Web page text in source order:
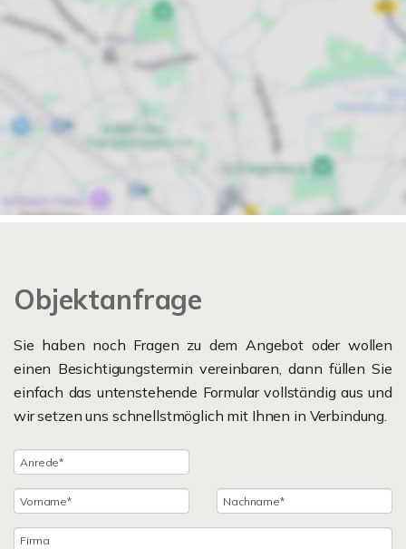
Objektanfrage
Sie haben noch Fragen zu dem Angebot oder wollen
einen Besichtigungstermin vereinbaren, dann füllen Sie
einfach das untenstehende Formular vollständig aus und
wir setzen uns schnellstmöglich mit Ihnen in Verbindung.